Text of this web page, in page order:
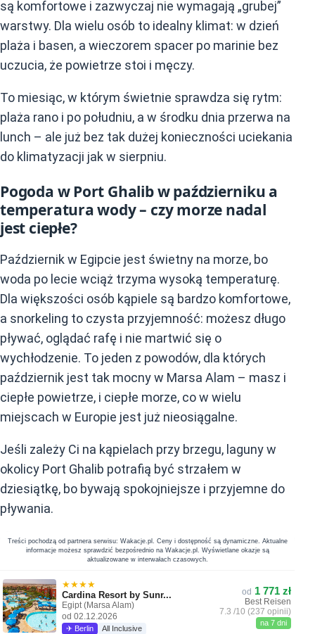
są komfortowe i zazwyczaj nie wymagają „grubej”
warstwy. Dla wielu osób to idealny klimat: w dzień
plaża i basen, a wieczorem spacer po marinie bez
uczucia, że powietrze stoi i męczy.
To miesiąc, w którym świetnie sprawdza się rytm:
plaża rano i po południu, a w środku dnia przerwa na
lunch – ale już bez tak dużej konieczności uciekania
do klimatyzacji jak w sierpniu.
Pogoda w Port Ghalib w październiku a
temperatura wody – czy morze nadal
jest ciepłe?
Październik w Egipcie jest świetny na morze, bo
woda po lecie wciąż trzyma wysoką temperaturę.
Dla większości osób kąpiele są bardzo komfortowe,
a snorkeling to czysta przyjemność: możesz długo
pływać, oglądać rafę i nie martwić się o
wychłodzenie. To jeden z powodów, dla których
październik jest tak mocny w Marsa Alam – masz i
ciepłe powietrze, i ciepłe morze, co w wielu
miejscach w Europie jest już nieosiągalne.
Jeśli zależy Ci na kąpielach przy brzegu, laguny w
okolicy Port Ghalib potrafią być strzałem w
dziesiątkę, bo bywają spokojniejsze i przyjemne do
pływania.
Treści pochodzą od partnera serwisu: Wakacje.pl. Ceny i dostępność są dynamiczne. Aktualne
informacje możesz sprawdzić bezpośrednio na Wakacje.pl. Wyświetlane okazje są
aktualizowane w interwałach czasowych.
★★★★
Cardina Resort by Sunr...
Egipt (Marsa Alam)
od 02.12.2026
✈ Berlin All Inclusive
od 1 771 zł
Best Reisen
7.3 /10 (237 opinii)
na 7 dni